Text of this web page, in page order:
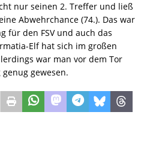
nur seinen 2. Treffer und ließ
Abwehrchance (74.). Das war
für den FSV und auch das
Elf hat sich im großen
war man vor dem Tor
gewesen.